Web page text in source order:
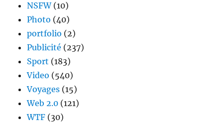
NSFW(10)
Photo (40)
portfolio (2)
Publicité (237)
Sport (183)
Video (540)
Voyages (15)
Web 2.0 (121)
WTF (30)